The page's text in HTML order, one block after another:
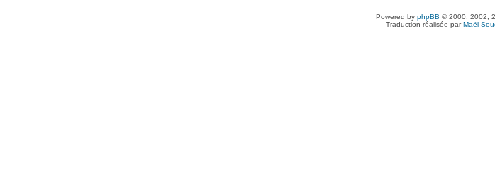
Powered by phpBB © 2000, 2002,
Traduction réalisée parMaël